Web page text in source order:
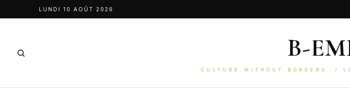
LUNDI 10 AOÛT 2026
B-
CULTURE WITHOUT BORDERS. /